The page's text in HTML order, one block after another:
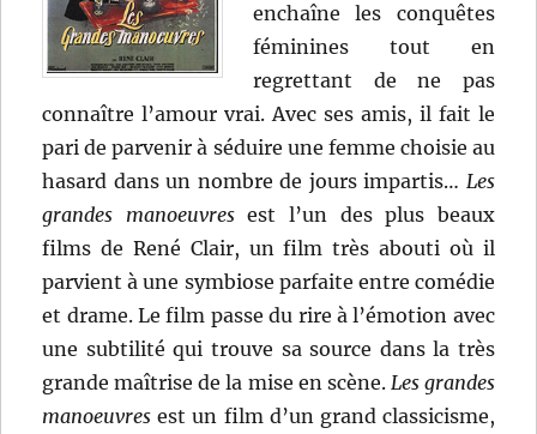
enchaîne les conquêtes
féminines tout en
regrettant de ne pas
connaître l’amour vrai. Avec ses amis, il fait le
pari de parvenir à séduire une femme choisie au
hasard dans un nombre de jours impartis… Les
grandes manoeuvresest l’un des plus beaux
films de René Clair, un film très abouti où il
parvient à une symbiose parfaite entre comédie
et drame. Le film passe du rire à l’émotion avec
une subtilité qui trouve sa source dans la très
grande maîtrise de la mise en scène. Les grandes
manoeuvres est un film d’un grand classicisme,